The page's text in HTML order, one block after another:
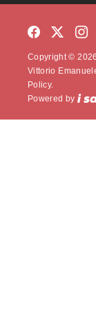
Copyright ©
Vittorio
Policy.
Powered by